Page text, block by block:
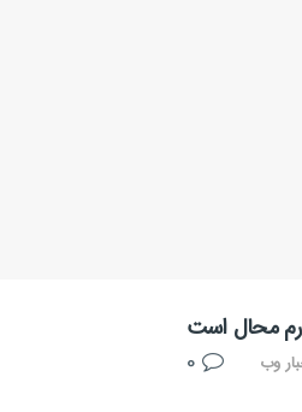
محال است
وب